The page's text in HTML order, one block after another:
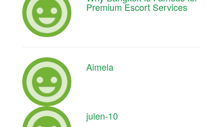
Premium Escort Services
Aimela
julen-10